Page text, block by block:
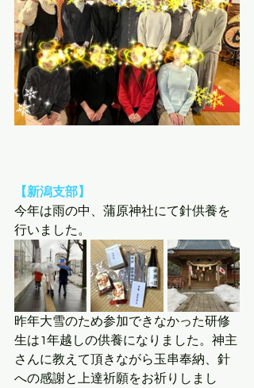
【新潟支部】
今年は雨の中、蒲原神社にて針供養を
行いました。
昨年大雪のため参加できなかった研修
生は1年越しの供養になりました。神主
さんに教えて頂きながら玉串奉納、針
への感謝と上達祈願をお祈りしまし